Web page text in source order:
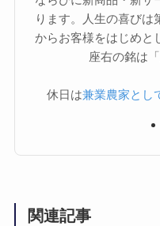
ります。人生の喜びは
からお客様をはじめと
座右の銘は
休日は兼業農家とし
関連記事